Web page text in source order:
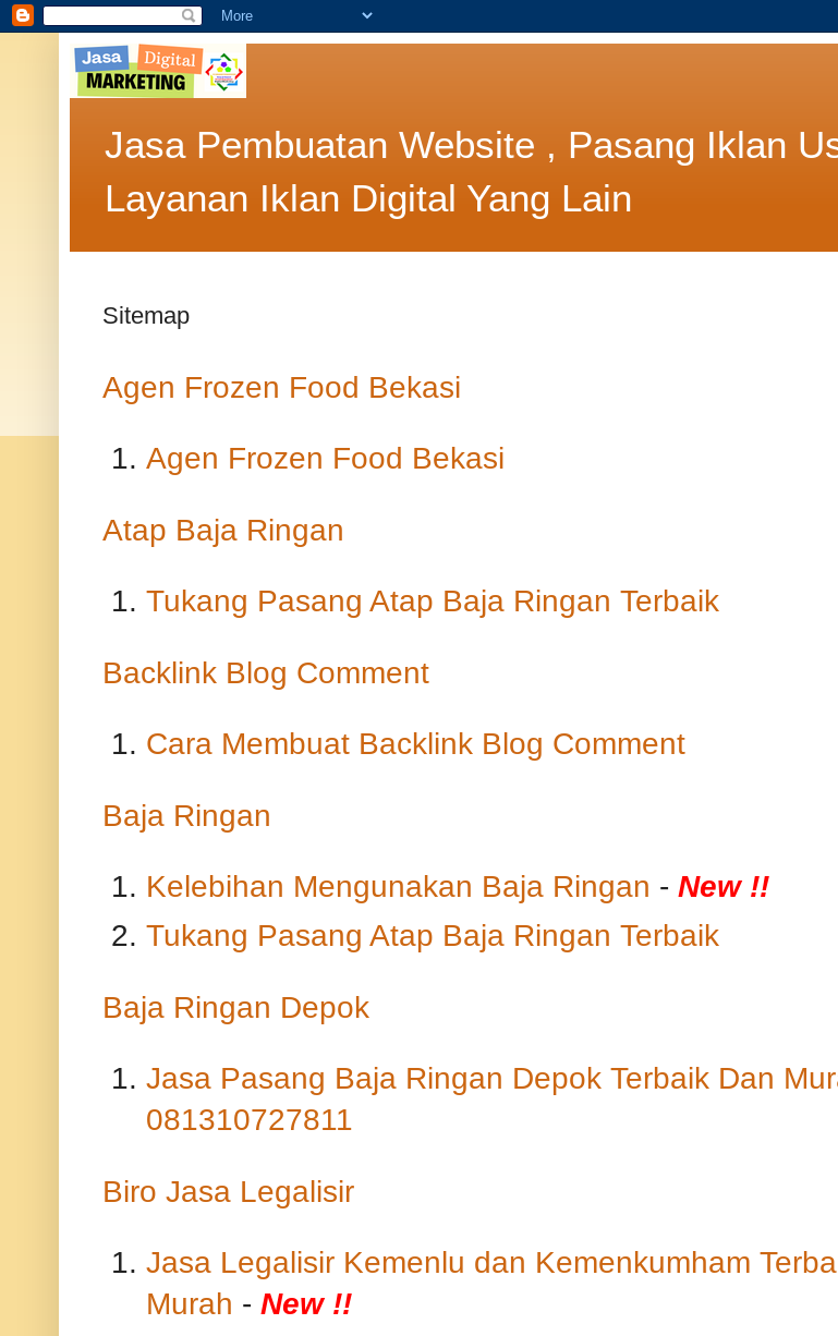
Jasa Pembuatan Website , Pasang Iklan
Layanan Iklan Digital Yang Lain
Sitemap
Agen Frozen Food Bekasi
Agen Frozen Food Bekasi
Atap Baja Ringan
Tukang Pasang Atap Baja Ringan Terbaik
Backlink Blog Comment
Cara Membuat Backlink Blog Comment
Baja Ringan
Kelebihan Mengunakan Baja Ringan - New !!
Tukang Pasang Atap Baja Ringan Terbaik
Baja Ringan Depok
Jasa Pasang Baja Ringan Depok Terbaik Dan
081310727811
Biro Jasa Legalisir
Jasa Legalisir Kemenlu dan Kemenkumham
Murah - New !!